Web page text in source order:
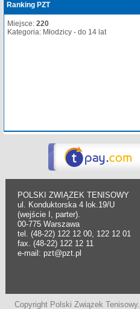
Ranking PZT
Miejsce: 220
Kategoria: Młodzicy - do 14 lat
POLSKI ZWIĄZEK TENISOWY
ul. Konduktorska 4 lok.19/U
(wejście I, parter).
00-775 Warszawa
tel. (48-22) 122 12 00, 122 12 01
fax. (48-22) 122 12 11
e-mail: pzt@pzt.pl
Copyright Polski Związek Tenisowy.